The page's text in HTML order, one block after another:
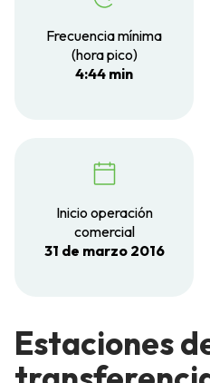
Frecuencia mínima
(hora pico)
4:44 min
Inicio operación
comercial
31 de marzo 2016
Estaciones